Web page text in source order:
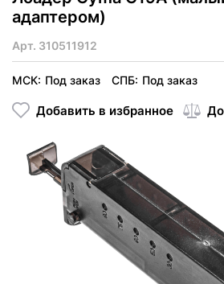
адаптером)
Арт. 310511912
МСК: Под заказ СПБ: Под заказ
Добавить в избранное